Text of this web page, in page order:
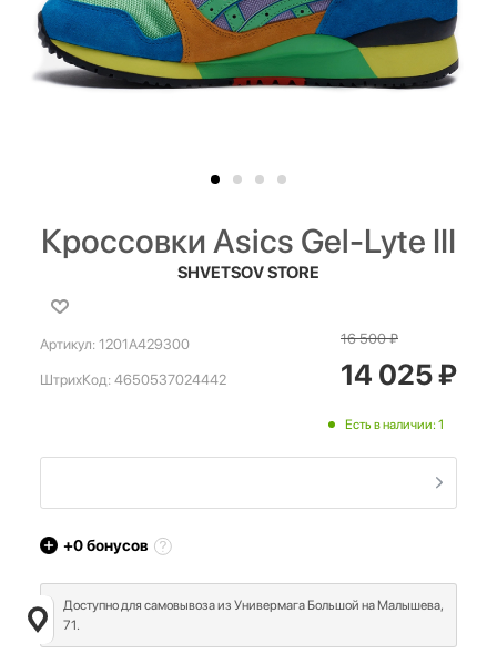
Кроссовки Asics Gel-Lyte III
SHVETSOV STORE
Артикул: 1201A429300
ШтрихКод: 4650537024442
16 500₽
14 025₽
Есть в наличии: 1
+0бонусов
Доступно для самовывоза из Универмага Большой на Малышева,
71.